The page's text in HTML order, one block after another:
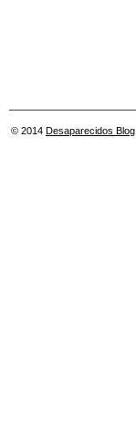
© 2014 Desaparecidos Blog